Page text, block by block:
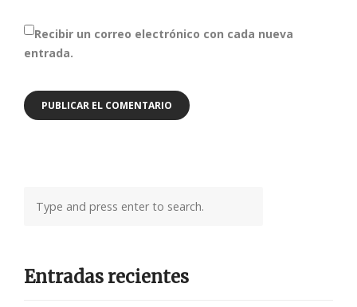
Recibir un correo electrónico con cada nueva
entrada.
Entradas recientes